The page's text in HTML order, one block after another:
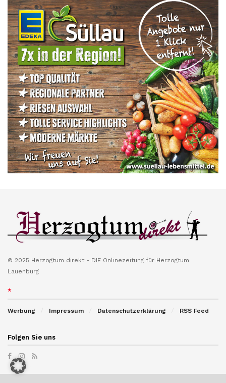
© 2025 Herzogtum direkt - DIE Onlinezeitung für Herzogtum
Lauenburg
*
Werbung Impressum Datenschutzerklärung RSS Feed
Folgen Sie uns